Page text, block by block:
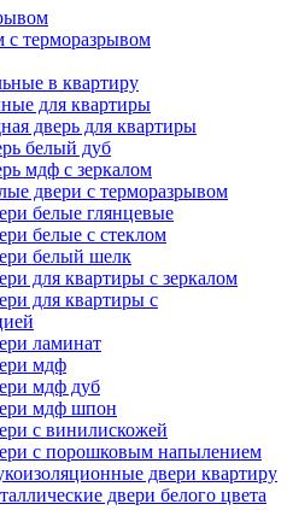
с терморазрывом
в квартиру
для квартиры
дверь для квартиры
белый дуб
мдф с зеркалом
двери с терморазрывом
белые глянцевые
белые с стеклом
белый шелк
для квартиры с зеркалом
для квартиры с
ламинат
мдф
мдф дуб
мдф шпон
с винилискожей
с порошковым напылением
двери квартиру
двери белого цвета